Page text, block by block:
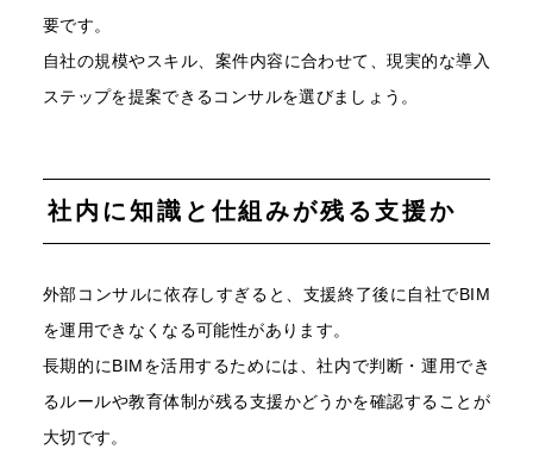
要です。
自社の規模やスキル、案件内容に合わせて、現実的な導入
ステップを提案できるコンサルを選びましょう。
社内に知識と仕組みが残る支援か
外部コンサルに依存しすぎると、支援終了後に自社でBIM
を運用できなくなる可能性があります。
長期的にBIMを活用するためには、社内で判断・運用でき
るルールや教育体制が残る支援かどうかを確認することが
大切です。